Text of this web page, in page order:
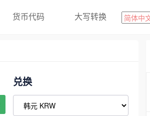
货币代码 大写转换
兑换